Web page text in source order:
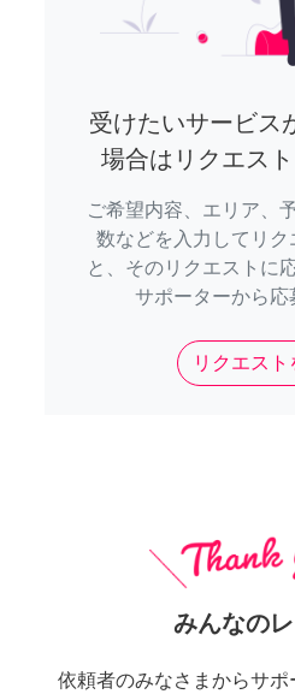
受けたいサービス
場合はリクエス
ご希望内容、エリア、
数などを入力してリク
と、そのリクエストに
サポーターから応
リクエスト
みんなの
依頼者のみなさまからサ